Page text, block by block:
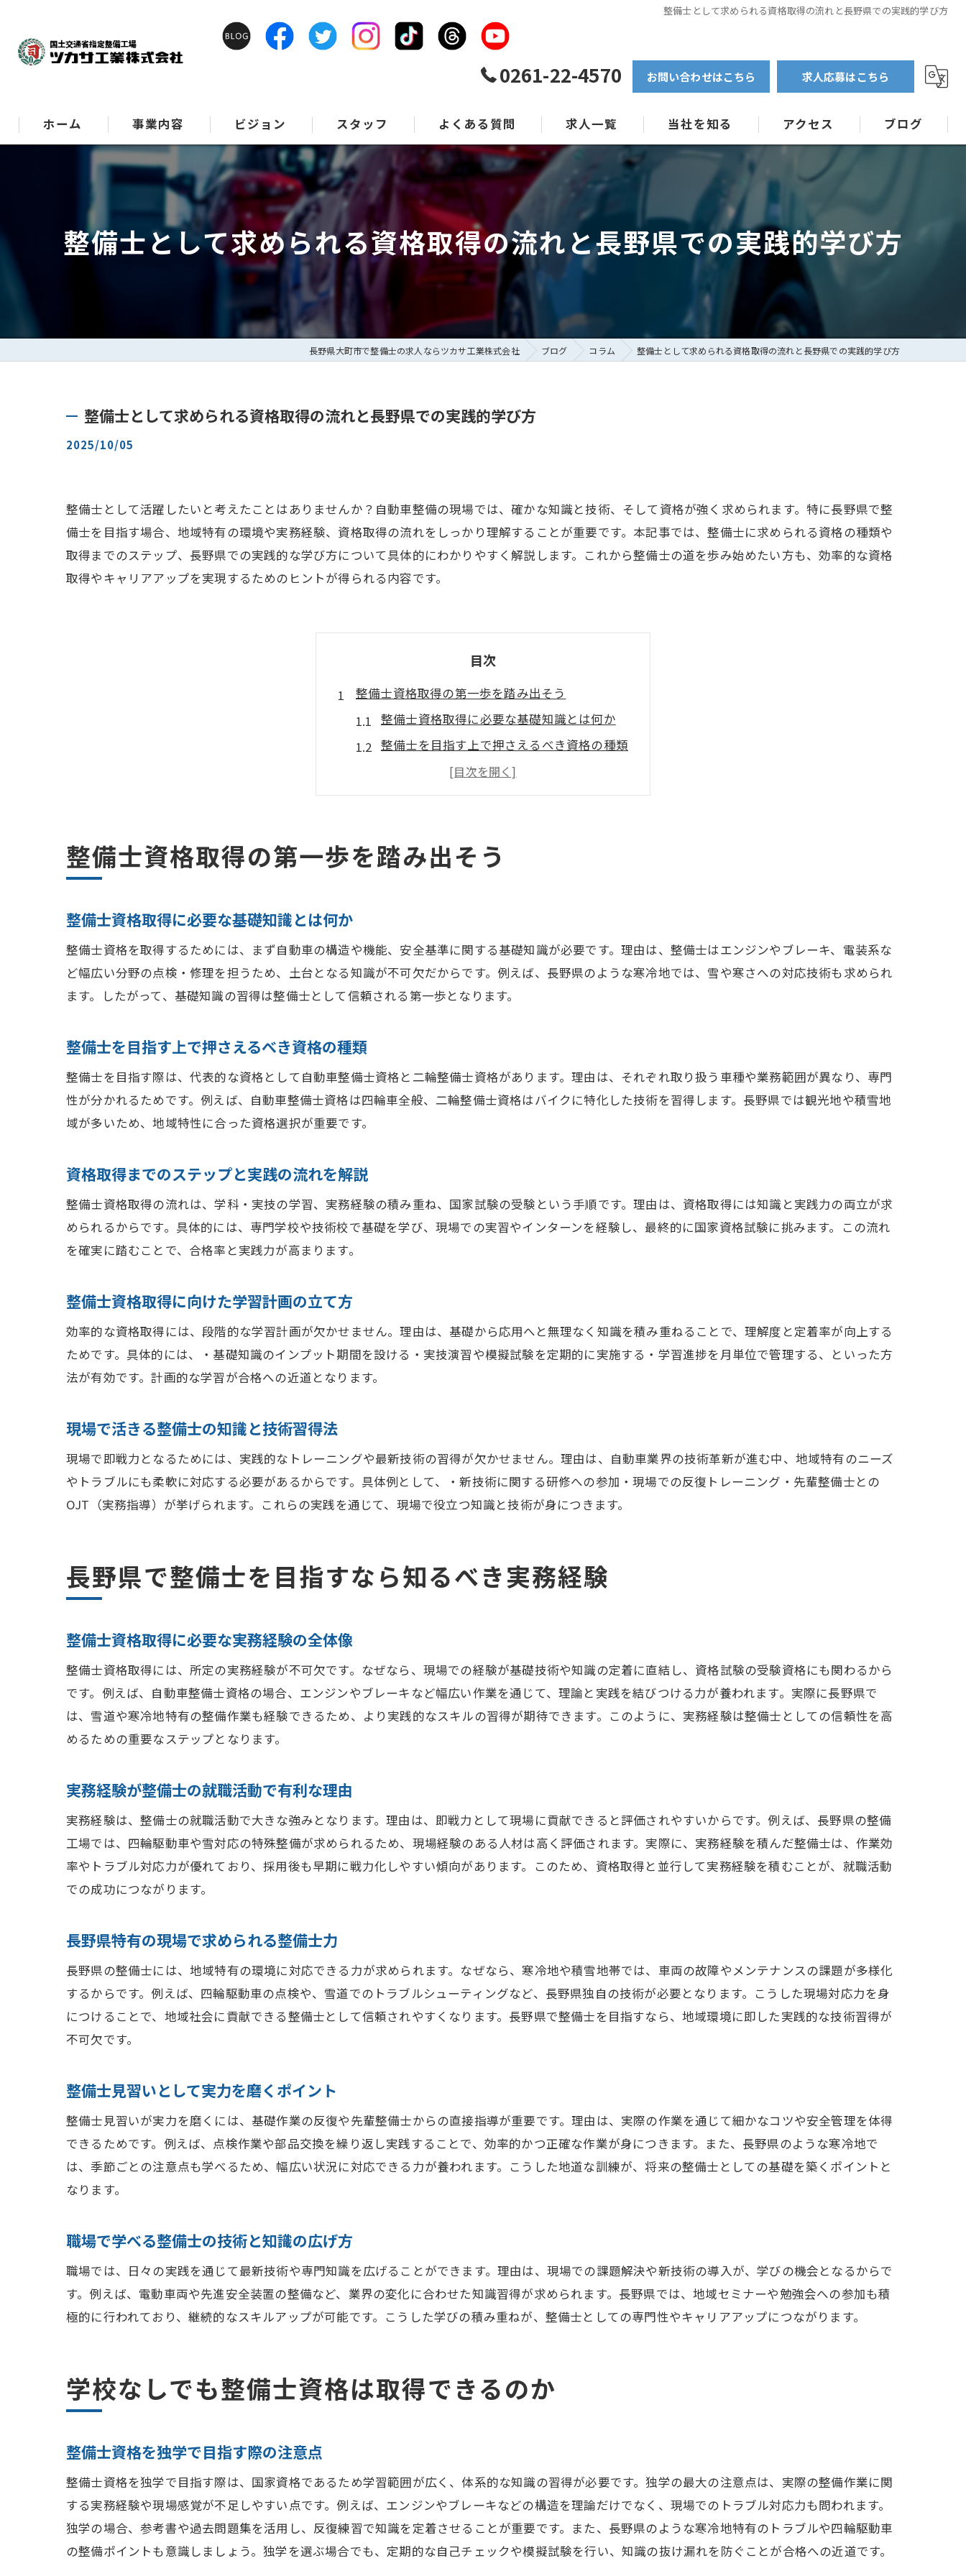
整備士として求められる資格取得の流れと長野県での実践的学び方
0261-22-4570 お問い合わせはこちら 求人応募はこちら
ホーム 事業内容 ビジョン スタッフ よくある質問 求人一覧 当社を知る
特殊車両
指定工場
キャリアアップ
アクセス ブログ
整備士として求められる資格取得の流れと長野県での実践的学び方
長野県大町市で整備士の求人ならツカサ工業株式会社 ブログ コラム 整備士として求められる資格取得の流れと長野県での実践的学び方
整備士として求められる資格取得の流れと長野県での実践的学び方
2025/10/05
整備士として活躍したいと考えたことはありませんか？自動車整備の現場では、確かな知識と技術、そして資格が強く求められます。特に長野県で整
備士を目指す場合、地域特有の環境や実務経験、資格取得の流れをしっかり理解することが重要です。本記事では、整備士に求められる資格の種類や
取得までのステップ、長野県での実践的な学び方について具体的にわかりやすく解説します。これから整備士の道を歩み始めたい方も、効率的な資格
取得やキャリアアップを実現するためのヒントが得られる内容です。
目次
整備士資格取得の第一歩を踏み出そう
整備士資格取得に必要な基礎知識とは何か
整備士を目指す上で押さえるべき資格の種類
資格取得までのステップと実践の流れを解説
整備士資格取得に向けた学習計画の立て方
長野県で整備士を目指すなら知るべき実務経験
整備士資格取得に必要な実務経験の全体像
整備士見習いとして実力を磨くポイント
職場で学べる整備士の技術と知識の広げ方
学校なしでも整備士資格は取得できるのか
実務経験があれば整備士資格取得は可能か
働きながら整備士資格取得を目指す方法
受験資格や難易度で見る整備士資格の比較
整備士資格の将来性とキャリアアップ視点
自動車整備士資格取得に効果的な学習法
整備士に必要な実技力を身につけるコツ
ハローワークを活用した整備士キャリアアップ術
ハローワークで受けられる整備士資格支援
整備士として働きながら資格を取るポイント
整備士資格取得の第一歩を踏み出そう
整備士資格取得に必要な基礎知識とは何か
整備士資格を取得するためには、まず自動車の構造や機能、安全基準に関する基礎知識が必要です。理由は、整備士はエンジンやブレーキ、電装系な
ど幅広い分野の点検・修理を担うため、土台となる知識が不可欠だからです。例えば、長野県のような寒冷地では、雪や寒さへの対応技術も求められ
ます。したがって、基礎知識の習得は整備士として信頼される第一歩となります。
整備士を目指す上で押さえるべき資格の種類
整備士を目指す際は、代表的な資格として自動車整備士資格と二輪整備士資格があります。理由は、それぞれ取り扱う車種や業務範囲が異なり、専門
性が分かれるためです。例えば、自動車整備士資格は四輪車全般、二輪整備士資格はバイクに特化した技術を習得します。長野県では観光地や積雪地
域が多いため、地域特性に合った資格選択が重要です。
資格取得までのステップと実践の流れを解説
整備士資格取得の流れは、学科・実技の学習、実務経験の積み重ね、国家試験の受験という手順です。理由は、資格取得には知識と実践力の両立が求
められるからです。具体的には、専門学校や技術校で基礎を学び、現場での実習やインターンを経験し、最終的に国家資格試験に挑みます。この流れ
を確実に踏むことで、合格率と実践力が高まります。
整備士資格取得に向けた学習計画の立て方
効率的な資格取得には、段階的な学習計画が欠かせません。理由は、基礎から応用へと無理なく知識を積み重ねることで、理解度と定着率が向上する
ためです。具体的には、・基礎知識のインプット期間を設ける・実技演習や模擬試験を定期的に実施する・学習進捗を月単位で管理する、といった方
法が有効です。計画的な学習が合格への近道となります。
現場で活きる整備士の知識と技術習得法
現場で即戦力となるためには、実践的なトレーニングや最新技術の習得が欠かせません。理由は、自動車業界の技術革新が進む中、地域特有のニーズ
やトラブルにも柔軟に対応する必要があるからです。具体例として、・新技術に関する研修への参加・現場での反復トレーニング・先輩整備士との
OJT（実務指導）が挙げられます。これらの実践を通じて、現場で役立つ知識と技術が身につきます。
長野県で整備士を目指すなら知るべき実務経験
整備士資格取得に必要な実務経験の全体像
整備士資格取得には、所定の実務経験が不可欠です。なぜなら、現場での経験が基礎技術や知識の定着に直結し、資格試験の受験資格にも関わるから
です。例えば、自動車整備士資格の場合、エンジンやブレーキなど幅広い作業を通じて、理論と実践を結びつける力が養われます。実際に長野県で
は、雪道や寒冷地特有の整備作業も経験できるため、より実践的なスキルの習得が期待できます。このように、実務経験は整備士としての信頼性を高
めるための重要なステップとなります。
実務経験が整備士の就職活動で有利な理由
実務経験は、整備士の就職活動で大きな強みとなります。理由は、即戦力として現場に貢献できると評価されやすいからです。例えば、長野県の整備
工場では、四輪駆動車や雪対応の特殊整備が求められるため、現場経験のある人材は高く評価されます。実際に、実務経験を積んだ整備士は、作業効
率やトラブル対応力が優れており、採用後も早期に戦力化しやすい傾向があります。このため、資格取得と並行して実務経験を積むことが、就職活動
での成功につながります。
長野県特有の現場で求められる整備士力
長野県の整備士には、地域特有の環境に対応できる力が求められます。なぜなら、寒冷地や積雪地帯では、車両の故障やメンテナンスの課題が多様化
するからです。例えば、四輪駆動車の点検や、雪道でのトラブルシューティングなど、長野県独自の技術が必要となります。こうした現場対応力を身
につけることで、地域社会に貢献できる整備士として信頼されやすくなります。長野県で整備士を目指すなら、地域環境に即した実践的な技術習得が
不可欠です。
整備士見習いとして実力を磨くポイント
整備士見習いが実力を磨くには、基礎作業の反復や先輩整備士からの直接指導が重要です。理由は、実際の作業を通じて細かなコツや安全管理を体得
できるためです。例えば、点検作業や部品交換を繰り返し実践することで、効率的かつ正確な作業が身につきます。また、長野県のような寒冷地で
は、季節ごとの注意点も学べるため、幅広い状況に対応できる力が養われます。こうした地道な訓練が、将来の整備士としての基礎を築くポイントと
なります。
職場で学べる整備士の技術と知識の広げ方
職場では、日々の実践を通じて最新技術や専門知識を広げることができます。理由は、現場での課題解決や新技術の導入が、学びの機会となるからで
す。例えば、電動車両や先進安全装置の整備など、業界の変化に合わせた知識習得が求められます。長野県では、地域セミナーや勉強会への参加も積
極的に行われており、継続的なスキルアップが可能です。こうした学びの積み重ねが、整備士としての専門性やキャリアアップにつながります。
学校なしでも整備士資格は取得できるのか
整備士資格を独学で目指す際の注意点
整備士資格を独学で目指す際は、国家資格であるため学習範囲が広く、体系的な知識の習得が必要です。独学の最大の注意点は、実際の整備作業に関
する実務経験や現場感覚が不足しやすい点です。例えば、エンジンやブレーキなどの構造を理論だけでなく、現場でのトラブル対応力も問われます。
独学の場合、参考書や過去問題集を活用し、反復練習で知識を定着させることが重要です。また、長野県のような寒冷地特有のトラブルや四輪駆動車
の整備ポイントも意識しましょう。独学を選ぶ場合でも、定期的な自己チェックや模擬試験を行い、知識の抜け漏れを防ぐことが合格への近道です。